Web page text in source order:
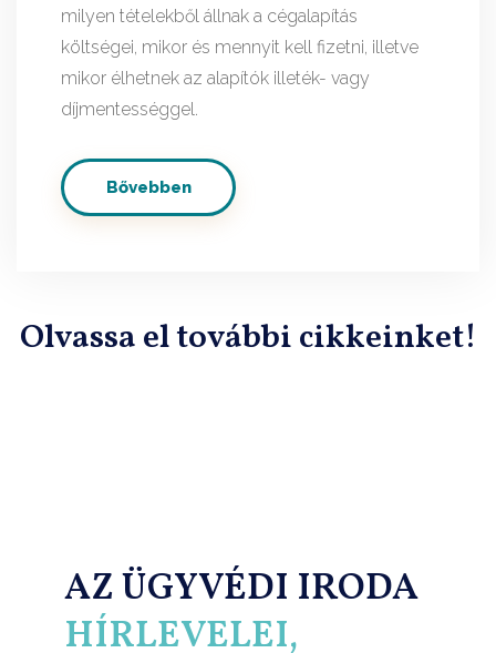
milyen tételekből állnak a cégalapítás
költségei, mikor és mennyit kell fizetni, illetve
mikor élhetnek az alapítók illeték- vagy
díjmentességgel.
Bővebben
Olvassa el további cikkeinket!
AZ ÜGYVÉDI IRODA
HÍRLEVELEI,